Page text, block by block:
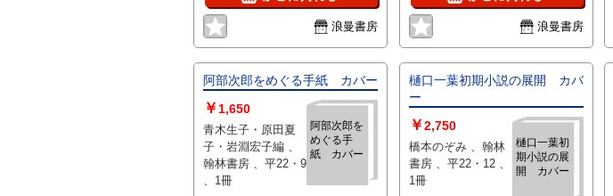
浪曼書房 浪曼書房
阿部次郎をめぐる手紙 カバー
阿部次郎を
めぐる手
紙 カバー
￥1,650
青木生子・原田夏
子・岩淵宏子編 、
翰林書房 、平22・9
、1冊
樋口一葉初期小説の展開 カバ
ー
樋口一葉初
期小説の展
開 カバー
￥2,750
橋本のぞみ 、翰林
書房 、平22・12 、
1冊